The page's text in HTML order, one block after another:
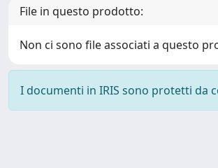
File in questo prodotto:
Non ci sono file associati a questo
I documenti in IRIS sono protetti da